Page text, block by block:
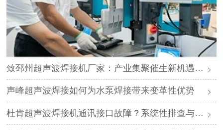
致邳州超声波焊接机厂家：产业集聚催生新机遇，声峰源头工厂邀您抱团发展
声峰超声波焊接如何为水泵焊接带来变革性优势
杜肯超声波焊接机通讯接口故障？系统性排查与专业解决方案